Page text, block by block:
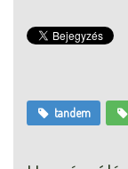
tandem